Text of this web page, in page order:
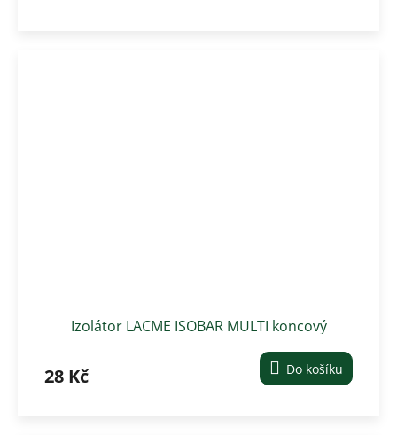
Izolátor LACME ISOBAR MULTI koncový
28 Kč Do košíku